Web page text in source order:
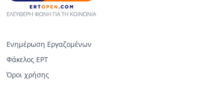
Ενημέρωση Εργαζομένων
Φάκελος ΕΡΤ
Όροι χρήσης